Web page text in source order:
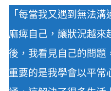
「每當我又遇到無法
麻痺自己，讓狀況越來
後，我看見自己的問題
重要的是我學會以平常